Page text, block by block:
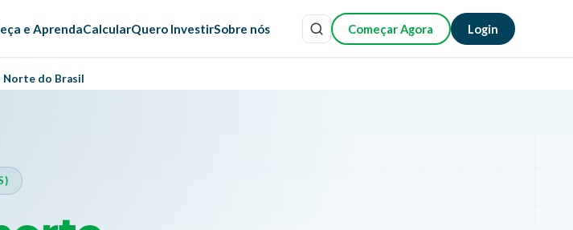
e AprendaCalcularQuero InvestirSobre nós Começar Agora Login
do Brasil